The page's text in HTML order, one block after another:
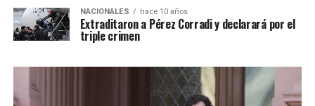
NACIONALES hace 10 años
Extraditaron a Pérez Corradi y declarará por el
triple crimen